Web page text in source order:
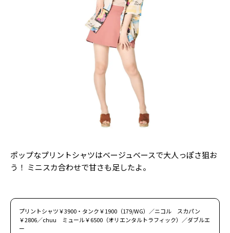
ポップなプリントシャツはベージュベースで大人っぽさ狙お
う！ ミニスカ合わせで甘さも足したよ。
プリントシャツ￥3900・タンク￥1900（179/WG）／ニコル スカパン
￥2806／chuu ミュール￥6500（オリエンタルトラフィック）／ダブルエ
ー